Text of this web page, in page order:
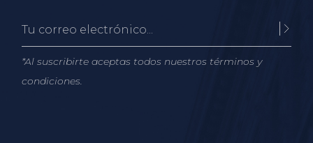
*Al suscribirte aceptas todos nuestros términos y
condiciones.